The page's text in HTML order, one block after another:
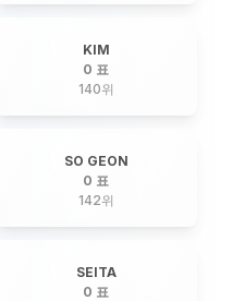
KIM
0 표
140위
SO GEON
0 표
142위
SEITA
0 표